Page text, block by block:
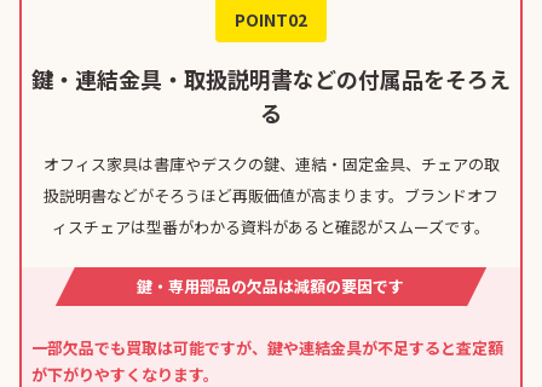
POINT02
鍵・連結金具・取扱説明書などの付属品をそろえ
る
オフィス家具は書庫やデスクの鍵、連結・固定金具、チェアの取
扱説明書などがそろうほど再販価値が高まります。ブランドオフ
ィスチェアは型番がわかる資料があると確認がスムーズです。
鍵・専用部品の欠品は減額の要因です
一部欠品でも買取は可能ですが、鍵や連結金具が不足すると査定額
が下がりやすくなります。